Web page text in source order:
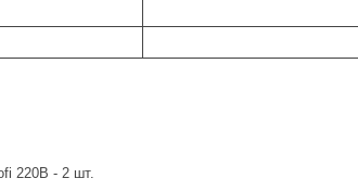
220В - 2 шт.